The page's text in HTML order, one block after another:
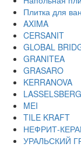
Плитка для
AXIMA
CERSANIT
GLOBAL
GRANITEA
GRASARO
KERRANOVA
MEI
TILE KRAFT
НЕФРИТ-
УРАЛЬСКИЙ